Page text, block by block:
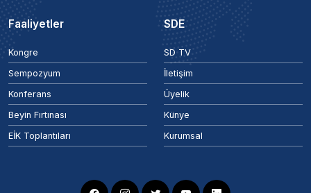
Faaliyetler
Kongre
Sempozyum
Konferans
Beyin Fırtınası
EİK Toplantıları
SDE
SD TV
İletişim
Üyelik
Künye
Kurumsal